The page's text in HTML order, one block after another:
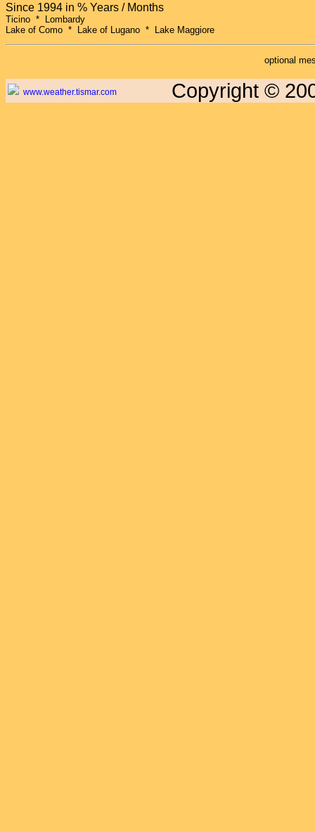
Since 1994 in % Years / Months
Ticino * Lombardy
Lake of Como * Lake of Lugano * Lake Maggiore
optional
www.weather.tismar.com Copyright ©